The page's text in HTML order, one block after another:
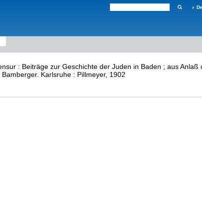
: Beiträge zur Geschichte der Juden in Baden ; aus
Karlsruhe : Pillmeyer, 1902